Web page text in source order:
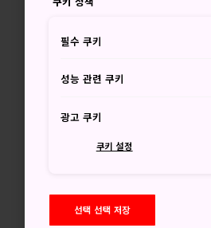
필수 쿠키
성능 관련 쿠키
광고 쿠키
쿠키 설정
선택 선택 저장